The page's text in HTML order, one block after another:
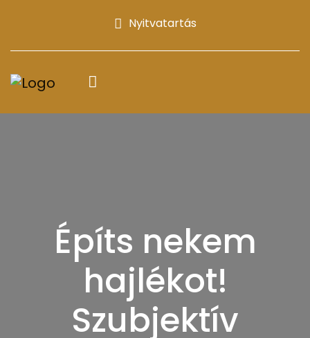
Nyitvatartás
Építs nekem
hajlékot!
Szubjektív